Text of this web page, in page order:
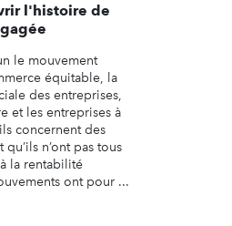
l'histoire de
le mouvement
équitable, la
des entreprises,
et les entreprises à
concernent des
n’ont pas tous
la rentabilité
ont pour ...